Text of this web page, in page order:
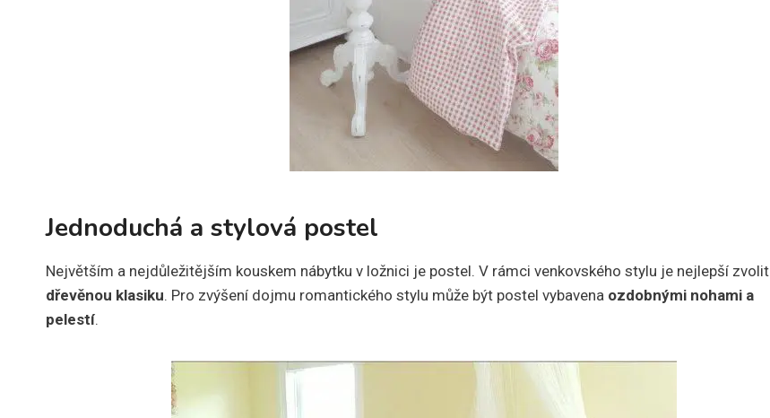
Jednoduchá a stylová postel
Největším a nejdůležitějším kouskem nábytku v ložnici je postel. V rámci venkovského stylu je nejlepší zvolit
dřevěnou klasiku. Pro zvýšení dojmu romantického stylu může být postel vybavena ozdobnými nohami a
pelestí.